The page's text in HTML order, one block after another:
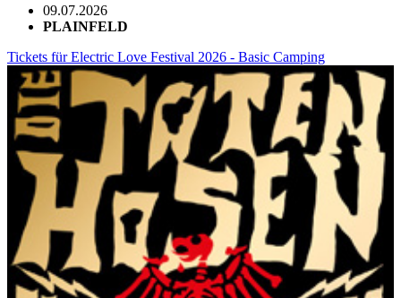
09.07.2026
PLAINFELD
Tickets für Electric Love Festival 2026 - Basic Camping